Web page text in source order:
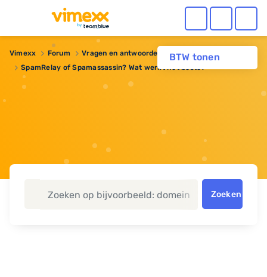
BTW tonen
Vimexx Forum
Vragen en antwoorden
SpamRelay of Spamassassin? Wat werkt het beste?
Zoeken